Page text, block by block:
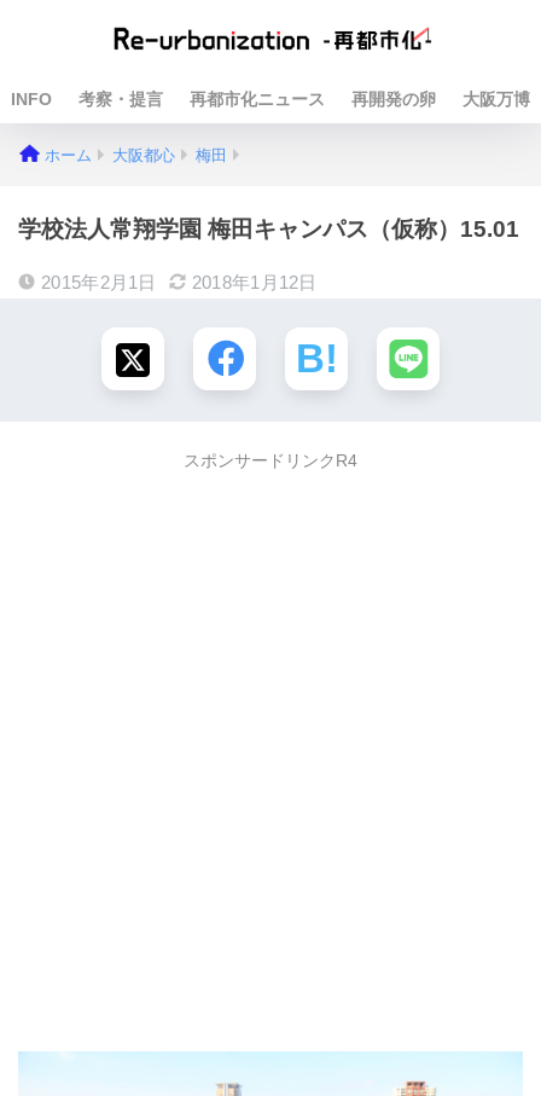
INFO 考察・提言 再都市化ニュース 再開発の卵 大阪万博
ホーム 大阪都心 梅田
学校法人常翔学園 梅田キャンパス（仮称）15.01
2015年2月1日 2018年1月12日
スポンサードリンクR4